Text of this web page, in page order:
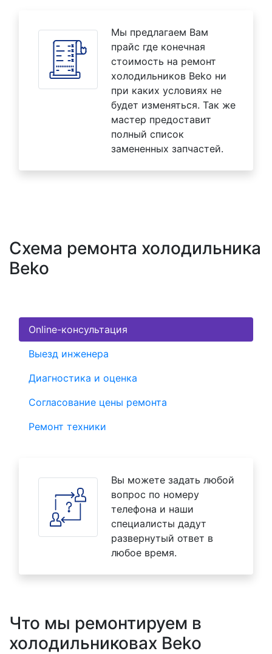
Мы предлагаем Вам
прайс где конечная
стоимость на ремонт
холодильников Beko ни
при каких условиях не
будет изменяться. Так же
мастер предоставит
полный список
замененных запчастей.
Схема ремонта холодильника
Beko
Online-консультация
Выезд инженера
Диагностика и оценка
Согласование цены ремонта
Ремонт техники
Вы можете задать любой
вопрос по номеру
телефона и наши
специалисты дадут
развернутый ответ в
любое время.
Что мы ремонтируем в
холодильниковах Beko